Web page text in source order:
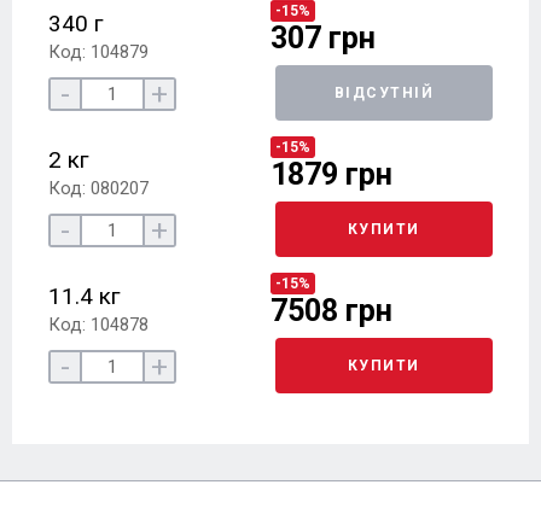
340 г
Код: 104879
-15%
307 грн
- + ВІДСУТНІЙ
2 кг
Код: 080207
-15%
1879 грн
- + КУПИТИ
11.4 кг
Код: 104878
-15%
7508 грн
- + КУПИТИ